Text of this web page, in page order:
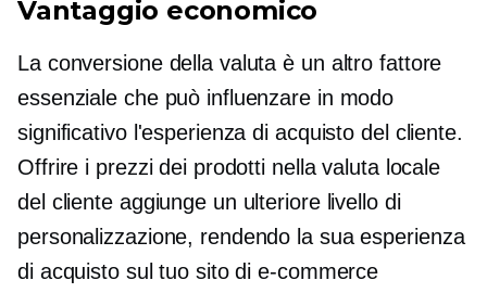
Vantaggio economico
La conversione della valuta è un altro fattore
essenziale che può influenzare in modo
significativo l'esperienza di acquisto del cliente.
Offrire i prezzi dei prodotti nella valuta locale
del cliente aggiunge un ulteriore livello di
personalizzazione, rendendo la sua esperienza
di acquisto sul tuo sito di e-commerce